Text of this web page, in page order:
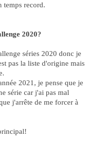
temps record.
2020?
séries 2020 donc je
pas la liste d'origine mais
2021, je pense que je
série car j'ai pas mal
j'arrête de me forcer à